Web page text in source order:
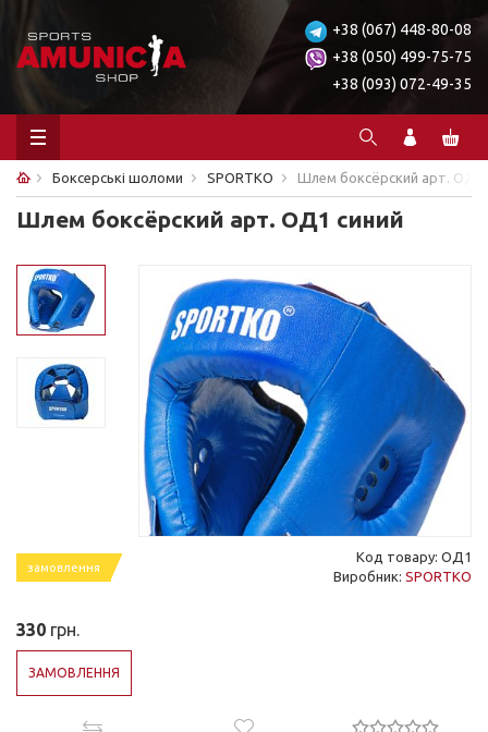
+38 (067) 448-80-08
+38 (050) 499-75-75
+38 (093) 072-49-35
Боксерські шоломи SPORTKO Шлем боксёрский арт. ОД1
Шлем боксёрский арт. ОД1 синий
замовлення
Код товару: ОД1
Виробник: SPORTKO
330 грн.
ЗАМОВЛЕННЯ